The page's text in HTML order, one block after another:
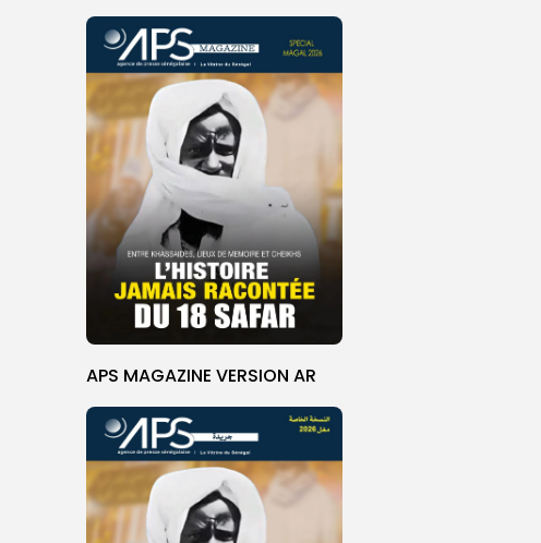
APS MAGAZINE VERSION AR